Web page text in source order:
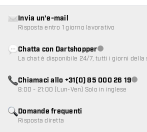
Domande frequenti
Risposta diretta
Invia un'e-mail
Risposta entro 1 giorno lavorativo
Chatta con DartshopperServizio clienti
La chat è disponibile 24/7, tutti i giorni della
Chiamaci allo +31(0) 85 000 26 19
8:00 - 21:00 (Lun-Ven) Solo in inglese